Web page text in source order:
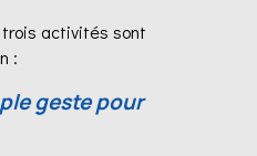
trois activités sont
:
geste pour